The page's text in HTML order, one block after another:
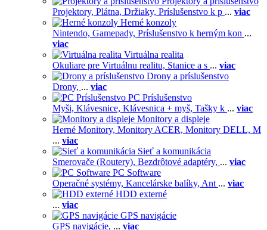
Projektory, Plátna, Držiaky, Príslušenstvo k p ... viac
Herné konzoly
Nintendo, Gamepady, Príslušenstvo k herným kon ...
viac
Virtuálna realita
Okuliare pre Virtuálnu realitu, Stanice a s ... viac
Drony a príslušenstvo
Drony, ... viac
PC Príslušenstvo
Myši, Klávesnice, Klávesnica + myš, Tašky k ... viac
Monitory a displeje
Herné Monitory, Monitory ACER, Monitory DELL, M
... viac
Sieť a komunikácia
Smerovače (Routery), Bezdrôtové adaptéry, ... viac
PC Software
Operačné systémy, Kancelárske balíky, Ant ... viac
HDD externé
... viac
GPS navigácie
GPS navigácie, ... viac